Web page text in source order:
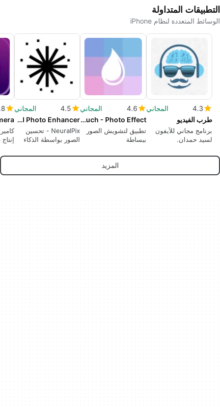
التطبيقات المتداولة
الوسائط المتعددة لنظام iPhone
4.3
المجاني
طرب الفيديو
برنامج مجاني للآيفون
لسيد حمدان.
4.6
المجاني
Blurry Touch - Photo Effect
تطبيق لتشويش الصور
ببساطة
4.5
المجاني
NeuralPix - AI Photo Enhancer
NeuralPix - تحسين
الصور بواسطة الذكاء
المزيد